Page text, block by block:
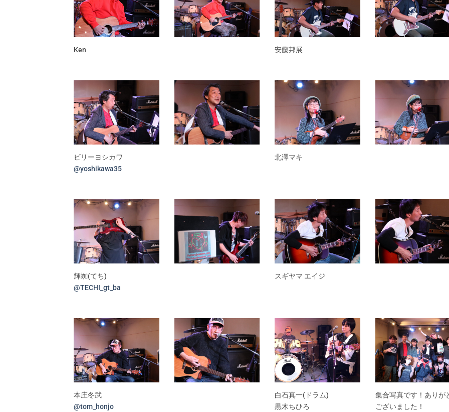
Ken 安藤邦展
ビリーヨシカワ
@yoshikawa35
北澤マキ
輝蜘(てち)
@TECHI_gt_ba
スギヤマ エイジ
本庄冬武
@tom_honjo
白石真一(ドラム)
黒木ちひろ
集合写真です！ありが
ございました！